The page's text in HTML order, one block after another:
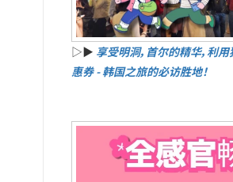
▷▶ 享受明洞，首尔的精华，利
惠券 - 韩国之旅的必访胜地！